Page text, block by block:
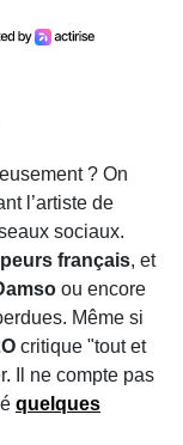
? On
l’artiste de
sociaux.
français, et
ou encore
Même si
critique "tout et
Il ne compte pas
quelques